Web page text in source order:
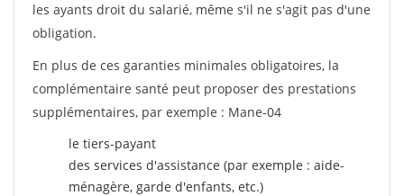
les ayants droit du salarié, même s'il ne s'agit pas d'une
obligation.
En plus de ces garanties minimales obligatoires, la
complémentaire santé peut proposer des prestations
supplémentaires, par exemple : Mane-04
le tiers-payant
des services d'assistance (par exemple : aide-
ménagère, garde d'enfants, etc.)